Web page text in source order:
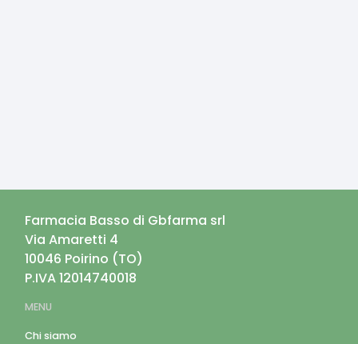
Farmacia Basso di Gbfarma srl
Via Amaretti 4
10046 Poirino (TO)
P.IVA12014740018
MENU
Chi siamo